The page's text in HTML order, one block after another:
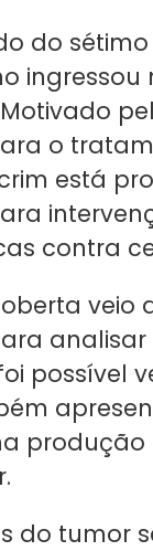
do sétimo
o
está
contra
possível
do tumor